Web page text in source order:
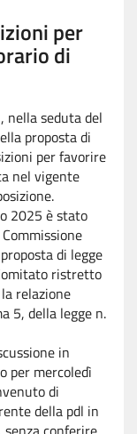
per
di
nella seduta del
proposta di
per favorire
nel vigente
2025 è stato
Commissione
di legge
ristretto
relazione
5, della legge n.
in
per mercoledì
di
della pdl in